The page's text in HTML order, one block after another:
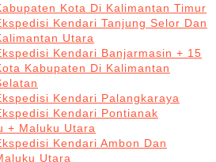
Kota Di Kalimantan Timur
Kendari Tanjung Selor Dan
Utara
Kendari Banjarmasin + 15
Kabupaten Di Kalimantan
Kendari Palangkaraya
Kendari Pontianak
+ Maluku Utara
Kendari Ambon Dan
Utara